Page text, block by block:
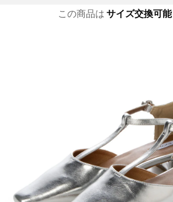
この商品は サイズ交換可能